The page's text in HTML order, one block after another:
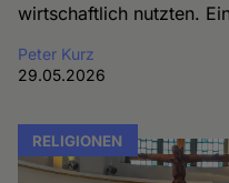
wirtschaftlich nutzten.
Peter Kurz
29.05.2026
RELIGIONEN